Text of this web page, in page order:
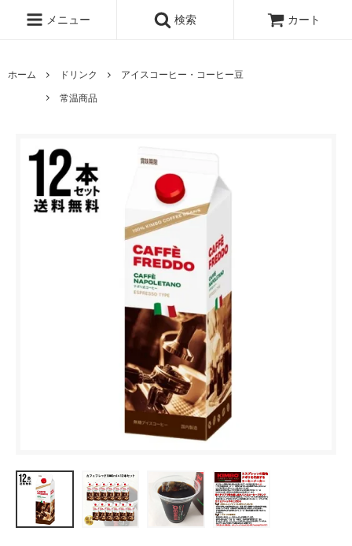
メニュー 検索 カート
ホーム ドリンク
アイスコーヒー・コーヒー豆
常温商品